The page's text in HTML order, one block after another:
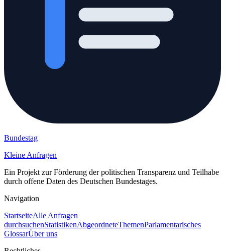
Bundestag
Kleine Anfragen
Ein Projekt zur Förderung der politischen Transparenz und Teilhabe
durch offene Daten des Deutschen Bundestages.
Navigation
StartseiteAlle Anfragen
durchsuchenStatistikenAbgeordneteThemenParlamentarisches
GlossarÜber uns